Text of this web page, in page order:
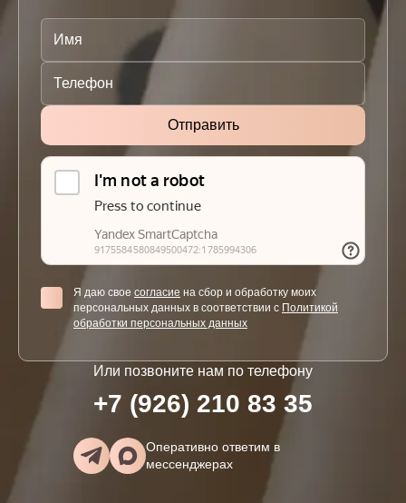
Я даю свое согласие на сбор и обработку моих
персональных данных в соответствии с Политикой
обработки персональных данных
Или позвоните нам по телефону
+7 (926) 210 83 35
Оперативно ответим в
мессенджерах